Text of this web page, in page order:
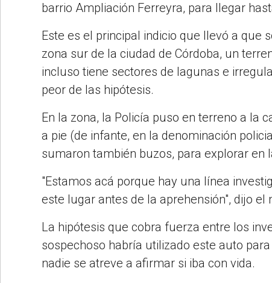
barrio Ampliación Ferreyra, para llegar
Este es el principal indicio que llevó a que
zona sur de la ciudad de Córdoba, un
incluso tiene sectores de lagunas e
peor de las hipótesis.
En la zona, la Policía puso en terreno a la
a pie (de infante, en la denominación
sumaron también buzos, para explorar en
"Estamos acá porque hay una línea
este lugar antes de la aprehensión", dijo
La hipótesis que cobra fuerza entre los
sospechoso habría utilizado este auto
nadie se atreve a afirmar si iba con vida.